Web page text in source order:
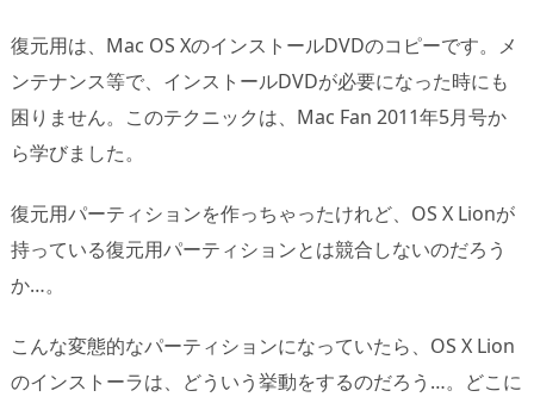
復元用は、Mac OS XのインストールDVDのコピーです。メ
ンテナンス等で、インストールDVDが必要になった時にも
困りません。このテクニックは、Mac Fan 2011年5月号か
ら学びました。
復元用パーティションを作っちゃったけれど、OS X Lionが
持っている復元用パーティションとは競合しないのだろう
か…。
こんな変態的なパーティションになっていたら、OS X Lion
のインストーラは、どういう挙動をするのだろう…。どこに